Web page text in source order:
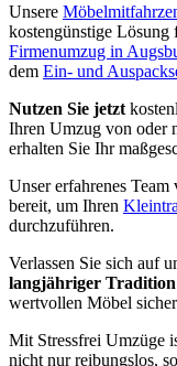
Unsere
kostengünstige Lösung
Firmenumzug in
dem Ein- und
Nutzen Sie jetzt
Ihren Umzug von oder
erhalten Sie Ihr
Unser erfahrenes
bereit, um Ihren
durchzuführen.
Verlassen Sie sich auf
langjähriger Tradition
wertvollen Möbel
Mit Stressfrei Umzüge
nicht nur reibungslos,